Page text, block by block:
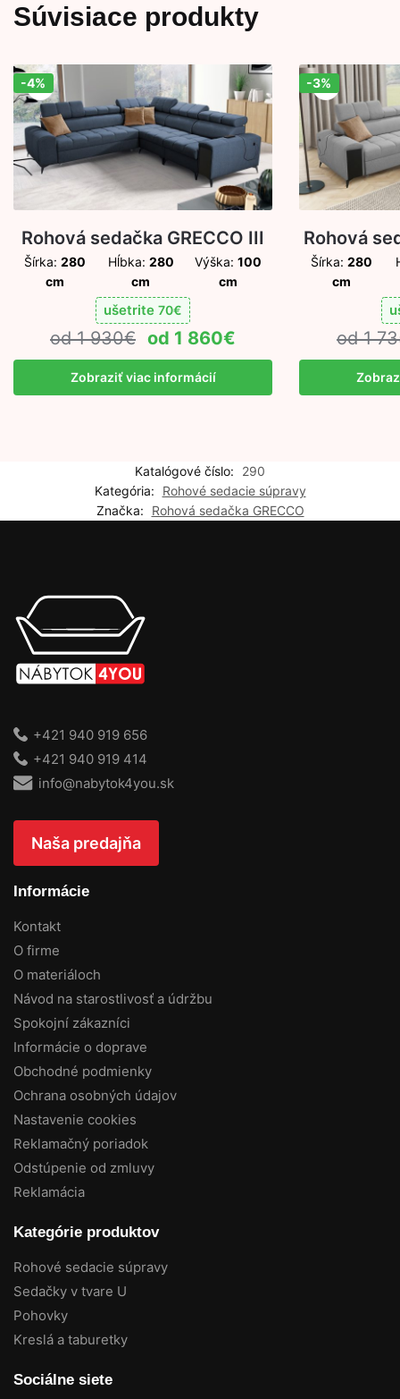
Súvisiace produkty
Zľava!
-4%
Rohová sedačka GRECCO III
Šírka: 280
cm
Hĺbka: 280
cm
Výška: 100
cm
ušetrite 70€
1 930€ 1 860€
Zobraziť viac informácií
Zľava!
-3%
Rohová
Šírka: 280
cm
1
Katalógové číslo:
290
Kategória:
Rohové sedacie súpravy
Značka:
Rohová sedačka GRECCO
+421 940 919 656
+421 940 919 414
info@nabytok4you.sk
Naša predajňa
Informácie
Kontakt
O firme
O materiáloch
Návod na starostlivosť a údržbu
Spokojní zákazníci
Informácie o doprave
Obchodné podmienky
Ochrana osobných údajov
Nastavenie cookies
Reklamačný poriadok
Odstúpenie od zmluvy
Reklamácia
Kategórie produktov
Rohové sedacie súpravy
Sedačky v tvare U
Pohovky
Kreslá a taburetky
Sociálne siete